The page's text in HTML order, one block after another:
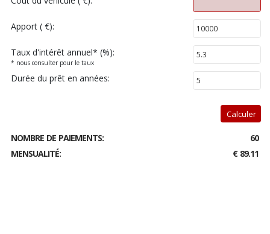
Apport ( €):
Taux d'intérêt annuel* (%):
* nous consulter pour le taux
Durée du prêt en années:
Calculer
NOMBRE DE PAIEMENTS:
60
MENSUALITÉ:
€ 89.11